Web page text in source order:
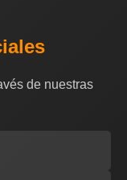
de nuestras